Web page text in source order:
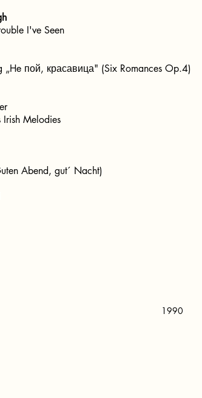
I've Seen
пой, красавица" (Six Romances Op.4)
Irish Melodies
Abend, gut´ Nacht)
1990